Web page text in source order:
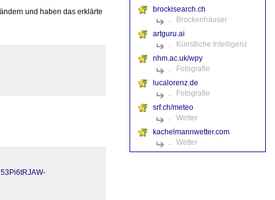
und haben das erklärte
brockisearch.ch
..
Brockenhäuser
artguru.ai
..
Künstliche Intelligenz
nhm.ac.uk/wpy
..
Fotografie
lucalorenz.de
..
Fotografie
srf.ch/meteo
..
Wetter
kachelmannwetter.com
..
Wetter